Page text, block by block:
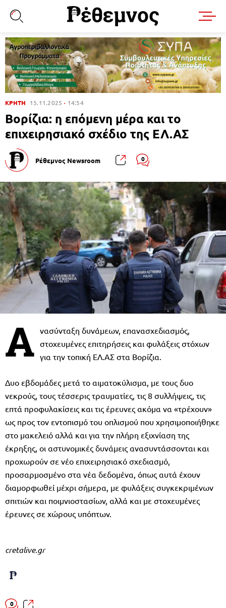
ΚΡΗΤΗ 15.11.2025 14:54
Βορίζια: η επόμενη μέρα και το
επιχειρησιακό σχέδιο της ΕΛ.ΑΣ
Ρέθεμνος Newsroom 0
Α νασύνταξη δυνάμεων, επανασχεδιασμός,
στοχευμένες επιτηρήσεις και φυλάξεις στόχων
για την τοπική ΕΛ.ΑΣ στα Βορίζια.
Δυο εβδομάδες μετά το αιματοκύλισμα, με τους δυο
νεκρούς, τους τέσσερις τραυματίες, τις 8 συλλήψεις, τις
επτά προφυλακίσεις και τις έρευνες ακόμα να «τρέχουν»
ως προς τον εντοπισμό του οπλισμού που χρησιμοποιήθηκε
στο μακελειό αλλά και για την πλήρη εξιχνίαση της
έκρηξης, οι αστυνομικές δυνάμεις ανασυντάσσονται και
προχωρούν σε νέο επιχειρησιακό σχεδιασμό,
προσαρμοσμένο στα νέα δεδομένα, όπως αυτά έχουν
διαμορφωθεί μέχρι σήμερα, με φυλάξεις συγκεκριμένων
σπιτιών και ποιμνιοστασίων, αλλά και με στοχευμένες
έρευνες σε χώρους υπόπτων.
cretalive.gr
0